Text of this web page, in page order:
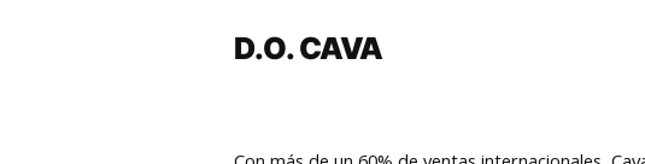
D.O. CAVA